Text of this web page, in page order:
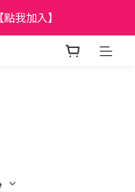
私訊優惠價
我加入】